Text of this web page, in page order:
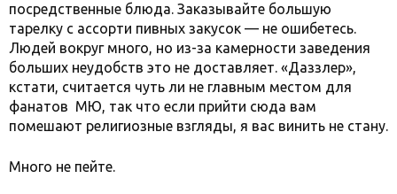
посредственные блюда. Заказывайте большую
тарелку с ассорти пивных закусок — не ошибетесь.
Людей вокруг много, но из-за камерности заведения
больших неудобств это не доставляет. «Даззлер»,
кстати, считается чуть ли не главным местом для
фанатов МЮ, так что если прийти сюда вам
помешают религиозные взгляды, я вас винить не стану.
Много не пейте.